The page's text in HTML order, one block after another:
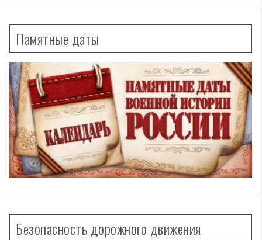
Памятные даты
Безопасность дорожного движения